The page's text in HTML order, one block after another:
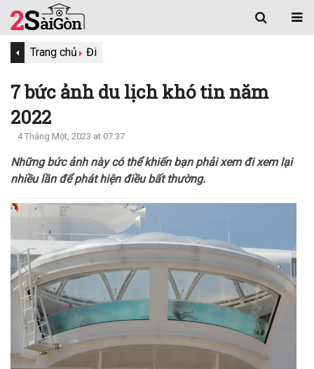
Trang chủ Đi
7 bức ảnh du lịch khó tin năm
2022
4 Tháng Một, 2023 at 07:37
Những bức ảnh này có thể khiến bạn phải xem đi xem lại
nhiều lần để phát hiện điều bất thường.